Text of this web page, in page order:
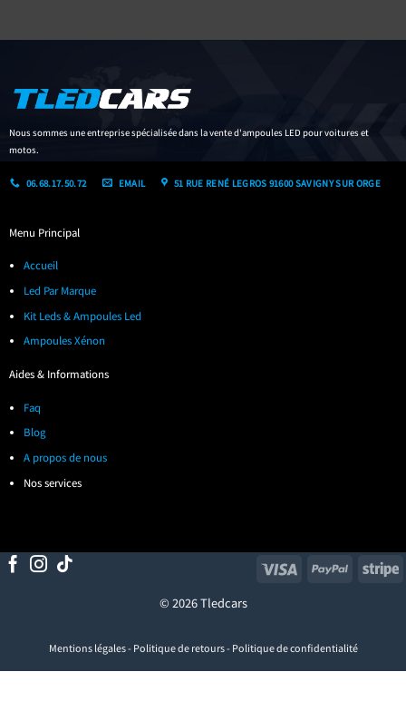
Nous sommes une entreprise spécialisée dans la vente d'ampoules LED pour voitures et
motos.
06.68.17.50.72 EMAIL 51 RUE RENÉ LEGROS 91600 SAVIGNY SUR ORGE
Menu Principal
Accueil
Led Par Marque
Kit Leds & Ampoules Led
Ampoules Xénon
Aides & Informations
Faq
Blog
A propos de nous
Nos services
© 2026 Tledcars
Visa PayPal
Mentions légales- Politique de retours- Politique de confidentialité